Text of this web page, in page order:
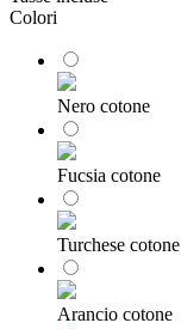
Colori
Nero cotone
Fucsia cotone
Turchese cotone
Arancio cotone